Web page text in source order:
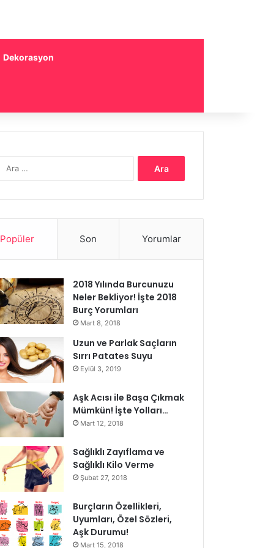
Dekorasyon
Popüler Son Yorumlar
2018 Yılında Burcunuzu
Neler Bekliyor! İşte 2018
Burç Yorumları
Mart 8, 2018
Uzun ve Parlak Saçların
Sırrı Patates Suyu
Eylül 3, 2019
Aşk Acısı ile Başa Çıkmak
Mümkün! İşte Yolları…
Mart 12, 2018
Sağlıklı Zayıflama ve
Sağlıklı Kilo Verme
Şubat 27, 2018
Burçların Özellikleri,
Uyumları, Özel Sözleri,
Aşk Durumu!
Mart 15, 2018